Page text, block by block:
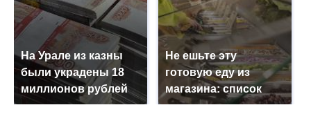
На Урале из казны
были украдены 18
миллионов рублей
Не ешьте эту
готовую еду из
магазина: список